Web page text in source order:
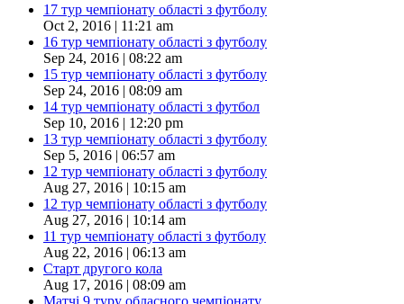
17 тур чемпіонату області з футболу
Oct 2, 2016 | 11:21 am
16 тур чемпіонату області з футболу
Sep 24, 2016 | 08:22 am
15 тур чемпіонату області з футболу
Sep 24, 2016 | 08:09 am
14 тур чемпіонату області з футбол
Sep 10, 2016 | 12:20 pm
13 тур чемпіонату області з футболу
Sep 5, 2016 | 06:57 am
12 тур чемпіонату області з футболу
Aug 27, 2016 | 10:15 am
12 тур чемпіонату області з футболу
Aug 27, 2016 | 10:14 am
11 тур чемпіонату області з футболу
Aug 22, 2016 | 06:13 am
Старт другого кола
Aug 17, 2016 | 08:09 am
Матчі 9 туру обласного чемпіонату